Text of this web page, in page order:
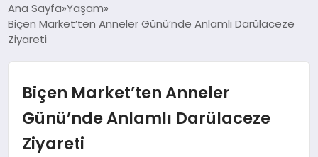
SIYASET
DÜNYA
EKONOMI
Ana Sayfa Yaşam
Biçen Market’ten Anneler Günü’nde Anlamlı Darülaceze
Ziyareti
Biçen Market’ten Anneler
Günü’nde Anlamlı Darülaceze
Ziyareti